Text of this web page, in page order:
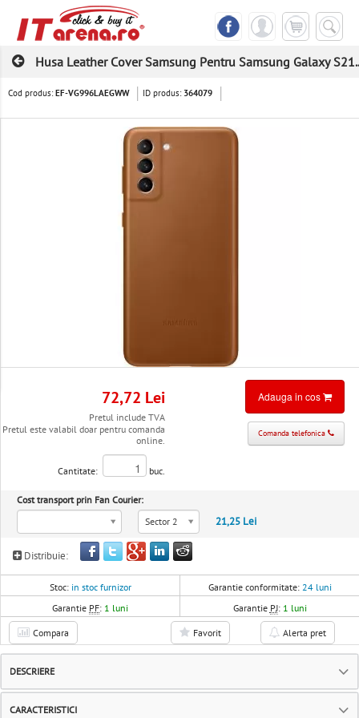
Husa Leather Cover Samsung Pentru Samsung Galaxy
Cod produs: EF-VG996LAEGWW ID produs: 364079
72,72 Lei
Pretul include TVA
Pretul este valabil doar pentru comanda
online.
Cantitate: buc.
Adauga in cos
Comanda telefonica
Cost transport prin Fan Courier:
Sector 2
21,25 Lei
Distribuie:
Stoc: in stoc furnizor Garantie conformitate: 24 luni
Garantie PF: 1 luni Garantie PJ: 1 luni
Compara Favorit Alerta pret
DESCRIERE
CARACTERISTICI